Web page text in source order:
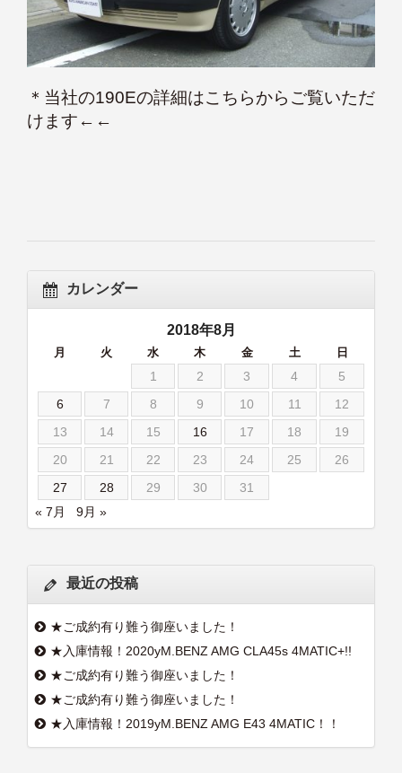
＊ 当社の190Eの詳細はこちらからご覧いただ
けます←←
カレンダー
2018年8月
月 火 水 木 金 土 日
1 2 3 4
5
6
7 8 9 10 11
12
13
14 15 16 17 18
19
20
21 22 23 24 25
26
27
28 29 30
31
« 7月
9月 »
最近の投稿
★ご成約有り難う御座いました！
★入庫情報！2020yM.BENZ AMG CLA45s 4MATIC+!!
★ご成約有り難う御座いました！
★ご成約有り難う御座いました！
★入庫情報！2019yM.BENZ AMG E43 4MATIC！！